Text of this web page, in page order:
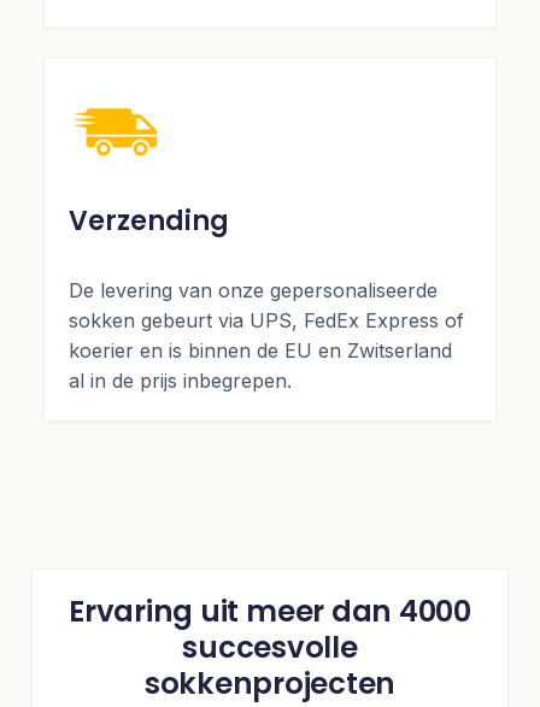
Verzending
De levering van onze gepersonaliseerde
sokken gebeurt via UPS, FedEx Express of
koerier en is binnen de EU en Zwitserland
al in de prijs inbegrepen.
Ervaring uit meer dan 4000
succesvolle
sokkenprojecten